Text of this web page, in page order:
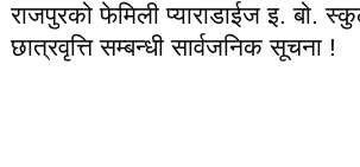
राजपुरको फेमिली प्याराडाईज इ. बो.
छात्रवृत्ति सम्बन्धी सार्वजनिक सूचना !